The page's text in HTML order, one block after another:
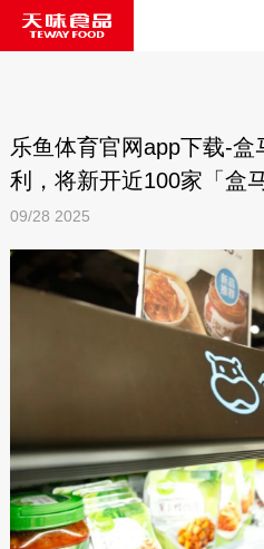
乐鱼体育官网app下载-盒
利，将新开近100家「盒
09/28 2025